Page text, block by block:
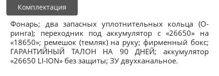
Комплектация
Фонарь; два запасных уплотнительных кольца (О-
ринга); переходник под аккумулятор с «26650» на
«18650»; ремешок (темляк) на руку; фирменный бокс;
ГАРАНТИЙНЫЙ ТАЛОН НА 90 ДНЕЙ; аккумулятор
«26650 LI-ION» без защиты; ЗУ двухканальное.